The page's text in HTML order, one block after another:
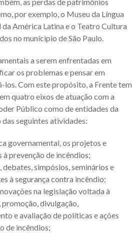
as perdas de patrimônios
por exemplo, o Museu da Língua
América Latina e o Teatro Cultura
no munícipio de São Paulo.
a serem enfrentadas em
os problemas e pensar em
los. Com este propósito, a Frente tem
quatro eixos de atuação com a
Público como de entidades da
seguintes atividades:
governamental, os projetos e
prevenção de incêndios;
simpósios, seminários e
à segurança contra incêndio;
na legislação voltada à
divulgação,
e avaliação de políticas e ações
de incêndios;